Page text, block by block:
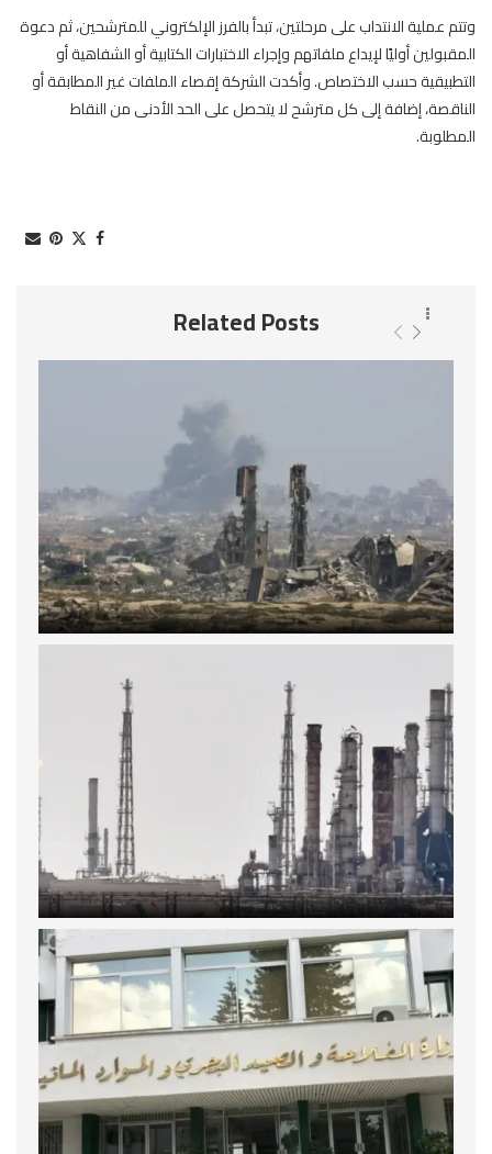
وتتم عملية الانتداب على مرحلتين، تبدأ بالفرز الإلكتروني للمترشحين، ثم دعوة
المقبولين أوليًا لإيداع ملفاتهم وإجراء الاختبارات الكتابية أو الشفاهية أو
التطبيقية حسب الاختصاص. وأكدت الشركة إقصاء الملفات غير المطابقة أو
الناقصة، إضافة إلى كل مترشح لا يتحصل على الحد الأدنى من النقاط
المطلوبة.
Related Posts